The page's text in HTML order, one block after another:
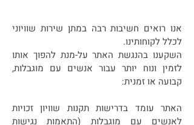
אנו רואים חשיבות רבה במתן שירות שוויוני
לכלל לקוחותינו.
השקענו בהנגשת האתר על-מנת להפוך אותו
לזמין ונוח יותר עבור אנשים עם מוגבלות,
קבועה או זמנית:
האתר עומד בדרישות תקנות שוויון זכויות
לאנשים עם מוגבלות (התאמות נגישות